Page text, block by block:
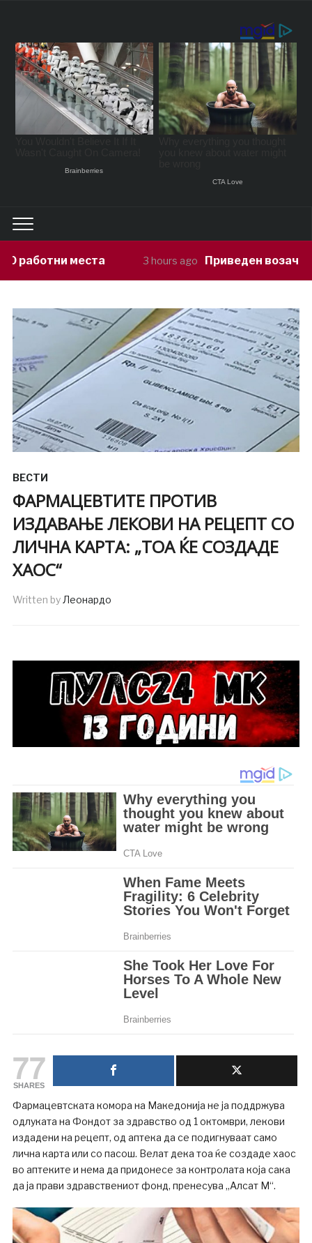
3 hours ago Приведен возач кој ја предизвикал
ВЕСТИ
ФАРМАЦЕВТИТЕ ПРОТИВ
ИЗДАВАЊЕ ЛЕКОВИ НА РЕЦЕПТ СО
ЛИЧНА КАРТА: „ТОА ЌЕ СОЗДАДЕ
ХАОС“
Written byЛеонардо
77
SHARES
Фармацевтската комора на Македонија не ја поддржува
одлуката на Фондот за здравство од 1 октомври, лекови
издадени на рецепт, од аптека да се подигнуваат само
лична карта или со пасош. Велат дека тоа ќе создаде хаос
во аптеките и нема да придонесе за контролата која сака
да ја прави здравствениот фонд, пренесува „Алсат М“.